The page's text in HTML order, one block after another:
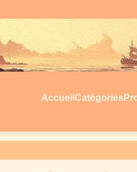
Accueil Catégories